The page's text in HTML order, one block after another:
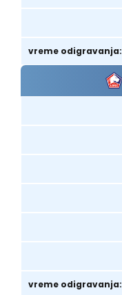
vreme odigravanja:
vreme odigravanja: